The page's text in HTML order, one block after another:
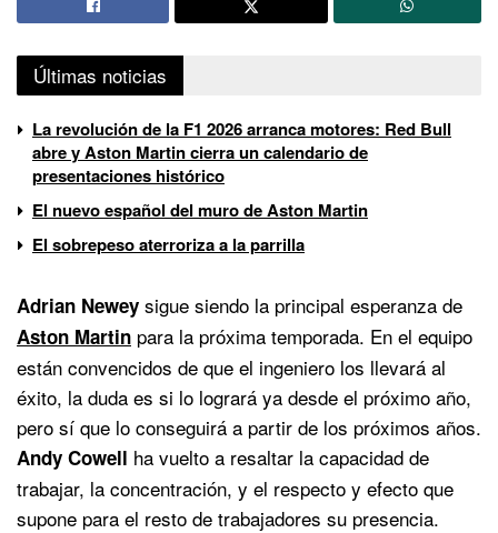
Últimas noticias
La revolución de la F1 2026 arranca motores: Red Bull
abre y Aston Martin cierra un calendario de
presentaciones histórico
El nuevo español del muro de Aston Martin
El sobrepeso aterroriza a la parrilla
Adrian Newey sigue siendo la principal esperanza de
Aston Martin para la próxima temporada. En el equipo
están convencidos de que el ingeniero los llevará al
éxito, la duda es si lo logrará ya desde el próximo año,
pero sí que lo conseguirá a partir de los próximos años.
Andy Cowell ha vuelto a resaltar la capacidad de
trabajar, la concentración, y el respecto y efecto que
supone para el resto de trabajadores su presencia.